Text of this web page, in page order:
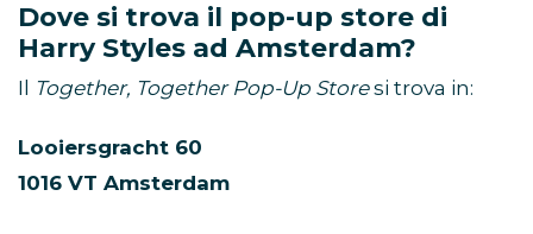
Dove si trova il pop-up store di
Harry Styles ad Amsterdam?
Il Together, Together Pop-Up Storesi trova in:
Looiersgracht 60
1016 VT Amsterdam